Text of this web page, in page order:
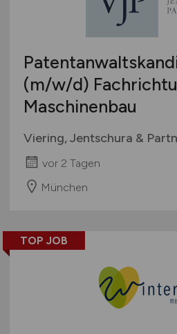
(m/w/d)
Maschinenbau
Viering, Jentschura &
vor 2 Tagen
München
TOP JOB